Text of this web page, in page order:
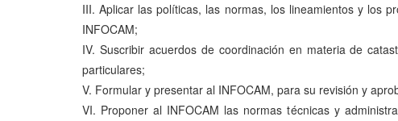
III. Aplicar las políticas, las normas, los lineamientos y los
INFOCAM;
IV. Suscribir acuerdos de coordinación en materia de
particulares;
V. Formular y presentar al INFOCAM, para su revisión y
VI. Proponer al INFOCAM las normas técnicas y